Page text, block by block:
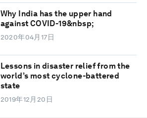
Why India has the upper hand
against COVID-19&nbsp;
2020年04月17日
Lessons in disaster relief from the
world’s most cyclone-battered
state
2019年12月20日